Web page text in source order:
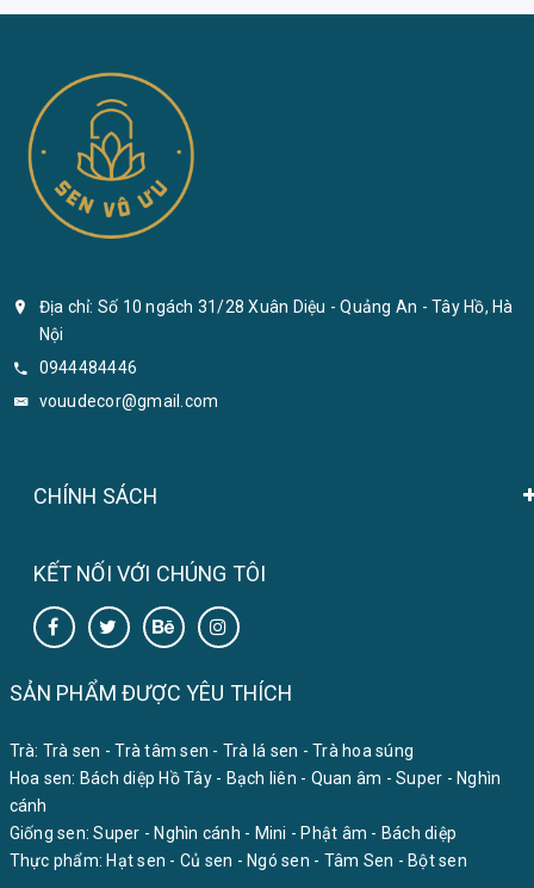
Địa chỉ: Số 10 ngách 31/28 Xuân Diệu - Quảng An - Tây Hồ, Hà
Nội
0944484446
vouudecor@gmail.com
CHÍNH SÁCH
KẾT NỐI VỚI CHÚNG TÔI
SẢN PHẨM ĐƯỢC YÊU THÍCH
Trà: Trà sen - Trà tâm sen - Trà lá sen - Trà hoa súng
Hoa sen: Bách diệp Hồ Tây- Bạch liên - Quan âm - Super - Nghìn
cánh
Giống sen: Super - Nghìn cánh - Mini - Phật âm - Bách diệp
Thực phẩm: Hạt sen - Củ sen - Ngó sen - Tâm Sen - Bột sen